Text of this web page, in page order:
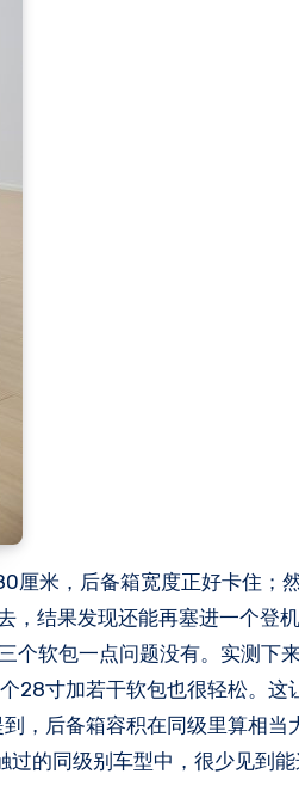
米，后备箱宽度正好卡住；
，结果发现还能再塞进一个登
个软包一点问题没有。实测下
28寸加若干软包也很轻松。这
，后备箱容积在同级里算相
的同级别车型中，很少见到